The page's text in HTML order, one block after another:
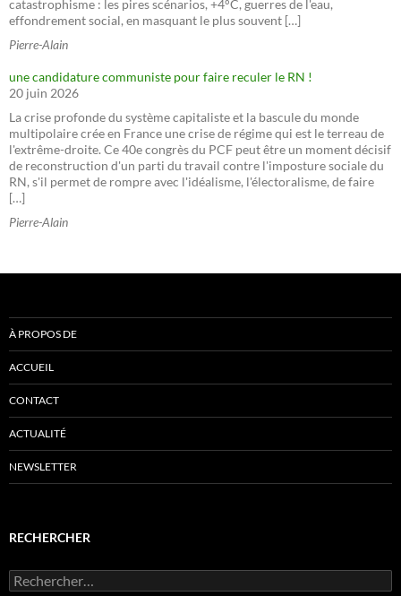
catastrophisme : les pires scénarios, +4°C, guerres de l'eau,
effondrement social, en masquant le plus souvent […]
Pierre-Alain
une candidature communiste pour faire reculer le RN !
20 juin 2026
La crise profonde du système capitaliste et la bascule du monde
multipolaire crée en France une crise de régime qui est le terreau de
l'extrême-droite. Ce 40e congrès du PCF peut être un moment décisif
de reconstruction d'un parti du travail contre l'imposture sociale du
RN, s'il permet de rompre avec l'idéalisme, l'électoralisme, de faire
[…]
Pierre-Alain
À PROPOS DE
ACCUEIL
CONTACT
ACTUALITÉ
NEWSLETTER
RECHERCHER
Rechercher :